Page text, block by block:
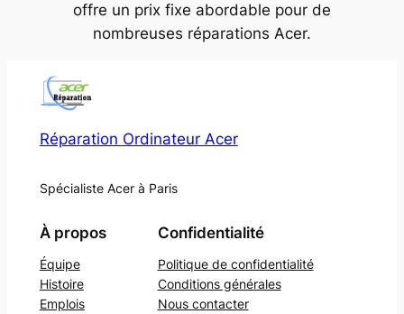
offre un prix fixe abordable pour de
nombreuses réparations Acer.
Réparation Ordinateur Acer
Spécialiste Acer à Paris
À propos
Équipe
Histoire
Emplois
Confidentialité
Politique de confidentialité
Conditions générales
Nous contacter